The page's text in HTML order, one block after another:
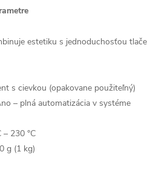
estetiku s jednoduchosťou tlače
s cievkou (opakovane použiteľný)
– plná automatizácia v systéme
– 230 °C
g (1 kg)